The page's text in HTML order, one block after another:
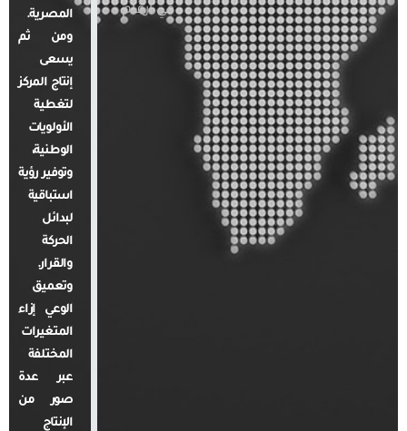
في أرقام
المصرية.
ومن ثم
يسعى
إنتاج المركز
لتغطية
الأولويات
الوطنية،
وتوفير رؤية
استباقية
لبدائل
الحركة
والقرار.
وتعميق
الوعي إزاء
المتغيرات
المختلفة
عبر عدة
صور من
الإنتاج